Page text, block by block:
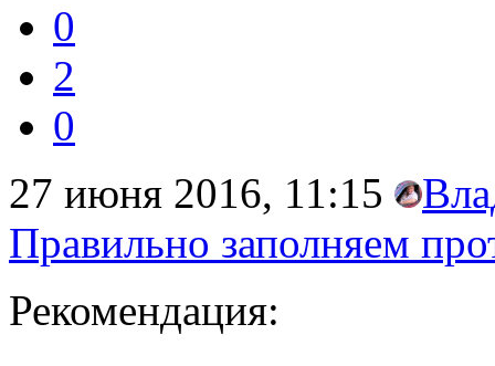
0
2
0
27 июня 2016, 11:15
Правильно заполняем
Рекомендация: